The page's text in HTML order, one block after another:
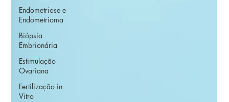
Endometriose e
Endometrioma
Biópsia
Embrionária
Estimulação
Ovariana
Fertilização in
Vitro